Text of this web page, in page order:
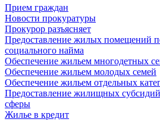
Прием граждан
Новости прокуратуры
Прокурор разъясняет
Предоставление жилых помещений
социального найма
Обеспечение жильем многодетных
Обеспечение жильем молодых семей
Обеспечение жильем отдельных
Предоставление жилищных
сферы
Жилье в кредит